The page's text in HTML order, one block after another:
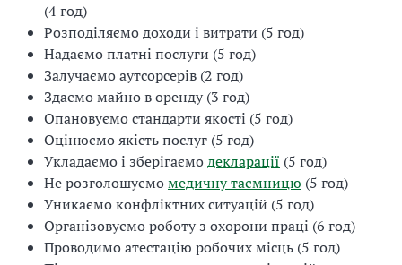
(4 год)
Розподіляємо доходи і витрати (5 год)
Надаємо платні послуги (5 год)
Залучаємо аутсорсерів (2 год)
Здаємо майно в оренду (3 год)
Опановуємо стандарти якості (5 год)
Оцінюємо якість послуг (5 год)
Укладаємо і зберігаємодекларації (5 год)
Не розголошуємомедичну таємницю (5 год)
Уникаємо конфліктних ситуацій (5 год)
Організовуємо роботу з охорони праці (6 год)
Проводимо атестацію робочих місць (5 год)